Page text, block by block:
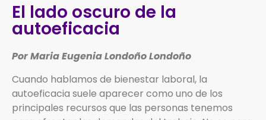
El lado oscuro de la
autoeficacia
Por Maria Eugenia Londoño Londoño
Cuando hablamos de bienestar laboral, la
autoeficacia suele aparecer como uno de los
principales recursos que las personas tenemos